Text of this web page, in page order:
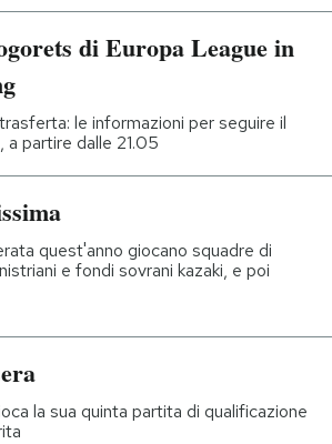
di Europa League in
le informazioni per seguire il
a partire dalle 21.05
quest'anno giocano squadre di
e fondi sovrani kazaki, e poi
la sua quinta partita di qualificazione